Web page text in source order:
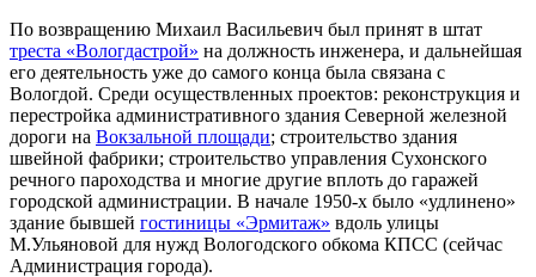
По возвращению Михаил Васильевич был принят в штат
треста «Вологдастрой» на должность инженера, и дальнейшая
его деятельность уже до самого конца была связана с
Вологдой. Среди осуществленных проектов: реконструкция и
перестройка административного здания Северной железной
дороги на Вокзальной площади; строительство здания
швейной фабрики; строительство управления Сухонского
речного пароходства и многие другие вплоть до гаражей
городской администрации. В начале 1950-х было «удлинено»
здание бывшей гостиницы «Эрмитаж» вдоль улицы
М.Ульяновой для нужд Вологодского обкома КПСС (сейчас
Администрация города).